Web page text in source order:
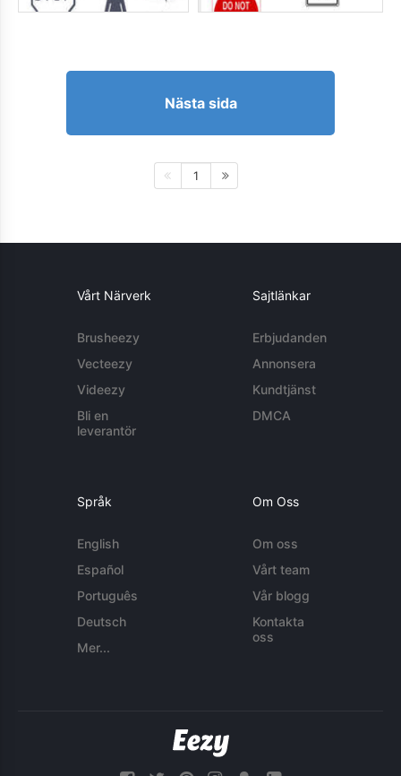
Nästa sida
1
Vårt Närverk
Brusheezy
Vecteezy
Videezy
Bli en
leverantör
Sajtlänkar
Erbjudanden
Annonsera
Kundtjänst
DMCA
Språk
English
Español
Português
Deutsch
Mer...
Om Oss
Om oss
Vårt team
Vår blogg
Kontakta
oss